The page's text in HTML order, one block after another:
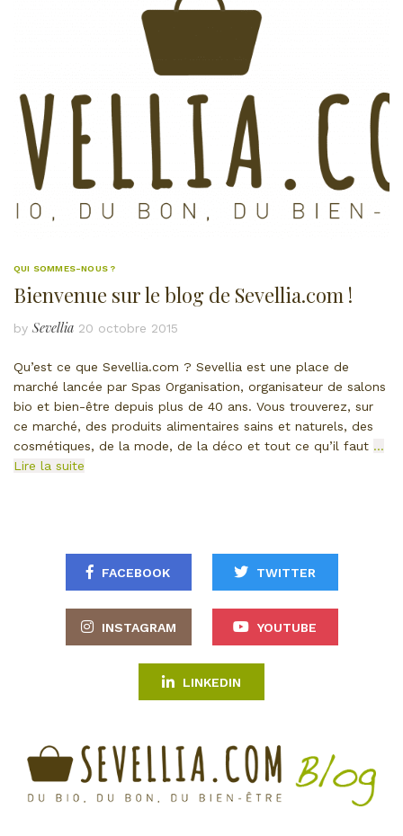
QUI SOMMES-NOUS ?
Bienvenue sur le blog de Sevellia.com !
by Sevellia 20 octobre 2015
Qu’est ce que Sevellia.com ? Sevellia est une place de
marché lancée par Spas Organisation, organisateur de salons
bio et bien-être depuis plus de 40 ans. Vous trouverez, sur
ce marché, des produits alimentaires sains et naturels, des
cosmétiques, de la mode, de la déco et tout ce qu’il faut …
Lire la suite
FACEBOOK TWITTER
INSTAGRAM YOUTUBE
LINKEDIN